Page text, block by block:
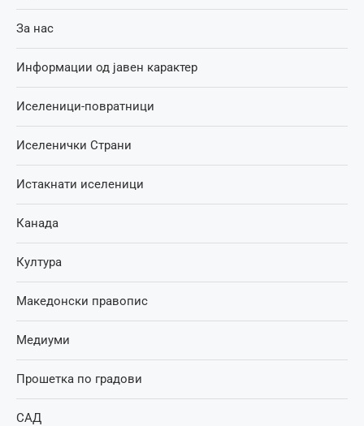
За нас
Информации од јавен карактер
Иселеници-повратници
Иселенички Страни
Истакнати иселеници
Канада
Култура
Македонски правопис
Медиуми
Прошетка по градови
САД